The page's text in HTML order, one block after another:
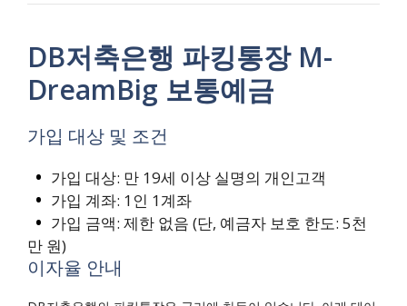
DB저축은행 파킹통장 M-
DreamBig 보통예금
가입 대상 및 조건
가입 대상: 만 19세 이상 실명의 개인고객
가입 계좌: 1인 1계좌
가입 금액: 제한 없음 (단, 예금자 보호 한도: 5천
만 원)
이자율 안내